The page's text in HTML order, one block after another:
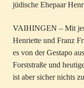
jüdische Ehepaar
VAIHINGEN – Mit
Henriette und Franz
es von der Gestapo
Forststraße und
ist aber sicher nichts